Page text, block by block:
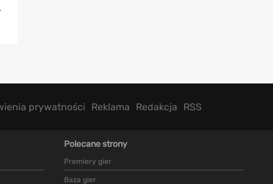
prywatności Reklama Redakcja RSS
Polecane strony
Premiery gier
Baza gier